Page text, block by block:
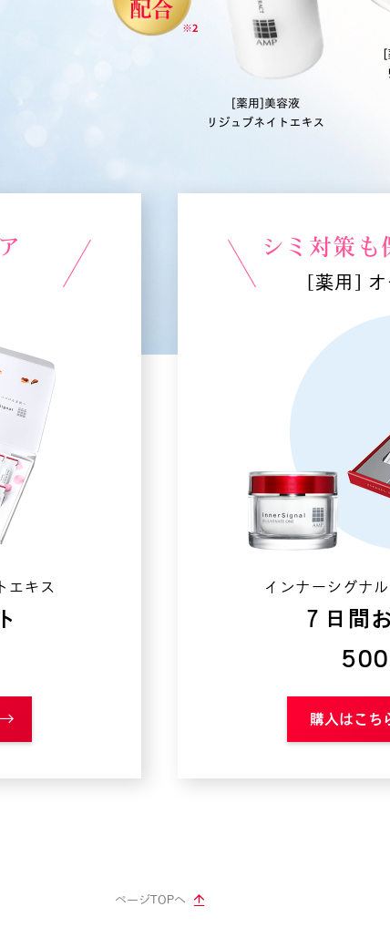
エキス
シミ対策も
[薬用] オ
インナーシグナル
７日間
500
購入はこち
ページTOPへ